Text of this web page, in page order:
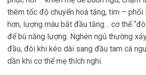
thêm tốc độ chuyển hoá tăng, tim –
hơn, lượng máu bắt đầu tăng… cơ thể
để bù năng lượng. Nghén ngủ thường
đầu, đôi khi kéo dài sang đầu tam cá
dần khi cơ thể mẹ thích nghi.